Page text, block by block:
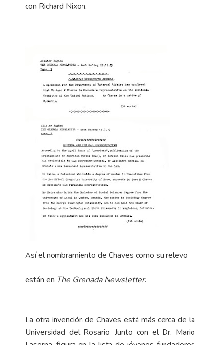
con Richard Nixon.
Así elnombramiento de Chaves como su relevo
están en The Grenada Newsletter.
La otra invención de Chaves está más cerca de la
Universidad del Rosario. Junto con el Dr. Mario